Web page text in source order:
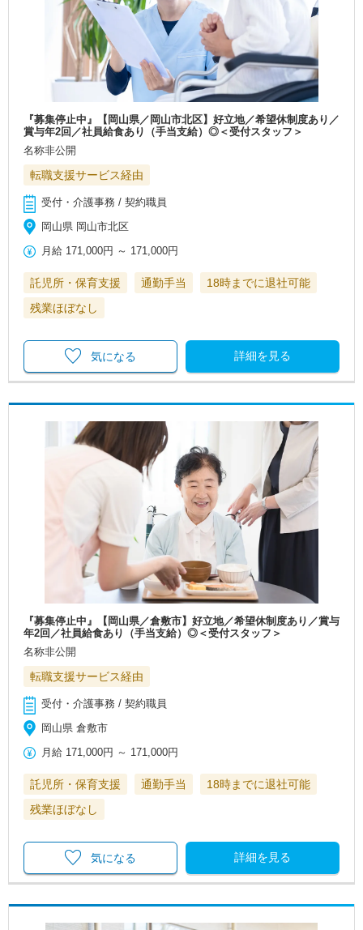
『募集停止中』【岡山県／岡山市北区】好立地／希望休制度あり／
賞与年2回／社員給食あり（手当支給）◎＜受付スタッフ＞
名称非公開
転職支援サービス経由
受付・介護事務 / 契約職員
岡山県 岡山市北区
月給 171,000円 ～ 171,000円
託児所・保育支援 通勤手当
18時までに退社可能
残業ほぼなし
詳細を見る
気になる
『募集停止中』【岡山県／倉敷市】好立地／希望休制度あり／賞与
年2回／社員給食あり（手当支給）◎＜受付スタッフ＞
名称非公開
転職支援サービス経由
受付・介護事務 / 契約職員
岡山県 倉敷市
月給 171,000円 ～ 171,000円
託児所・保育支援 通勤手当
18時までに退社可能
残業ほぼなし
詳細を見る
気になる